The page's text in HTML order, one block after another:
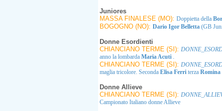
Juniores
MASSA FINALESE (MO): Doppietta della
BOGOGNO (NO): Dario Igor Belletta (GB
Donne Esordienti
CHIANCIANO TERME (SI):
anno la lombarda Maria Acuti .
CHIANCIANO TERME (SI):
maglia tricolore. Seconda Elisa Ferri terza
Donne Allieve
CHIANCIANO TERME (SI):
Campionato Italiano donne Allieve